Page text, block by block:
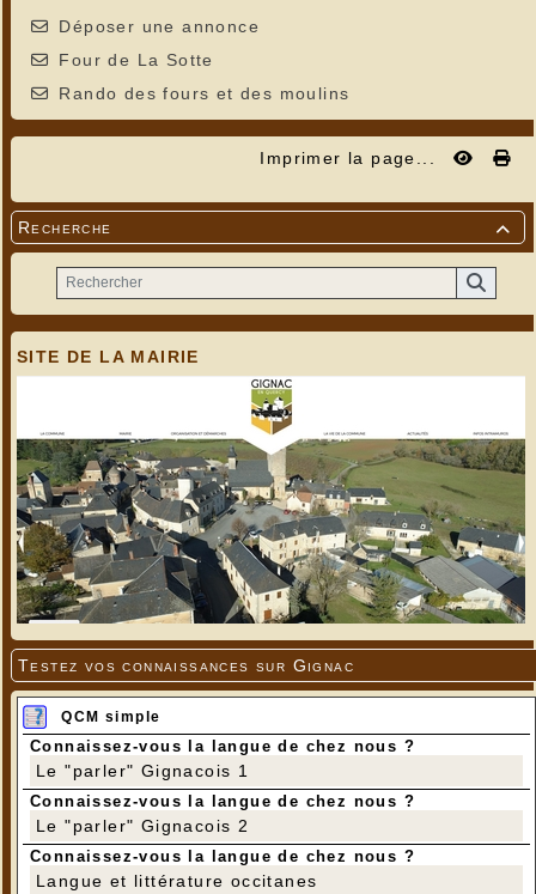
Déposer une annonce
Four de La Sotte
Rando des fours et des moulins
Imprimer la page...

Recherche
SITE DE LA MAIRIE
Testez vos connaissances sur Gignac
QCM simple
Connaissez-vous la langue de chez nous ?
Le "parler" Gignacois 1
Connaissez-vous la langue de chez nous ?
Le "parler" Gignacois 2
Connaissez-vous la langue de chez nous ?
Langue et littérature occitanes